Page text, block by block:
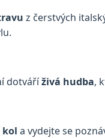
z čerstvých
dotváříživá hudba,
kol a vydejte se